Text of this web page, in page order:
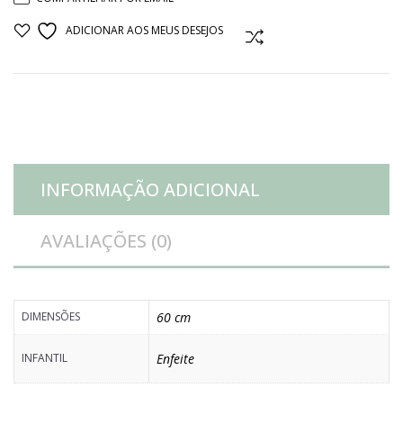
e ADICIONAR AOS MEUS DESEJOS
INFORMAÇÃO ADICIONAL
AVALIAÇÕES (0)
DIMENSÕES 60 cm
INFANTIL Enfeite